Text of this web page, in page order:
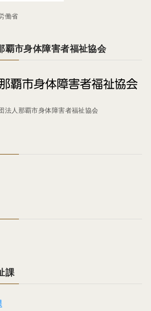
働省
覇市身体障害者福祉協会
法人那覇市身体障害者福祉協会
課